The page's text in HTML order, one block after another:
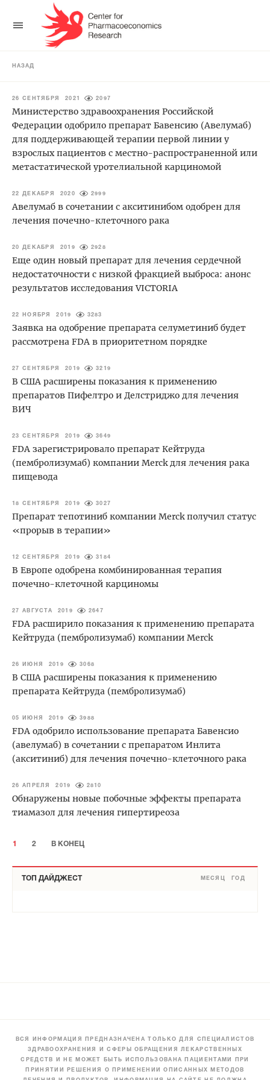
НАЗАД
26 СЕНТЯБРЯ 2021 2097
Министерство здравоохранения Российской
Федерации одобрило препарат Бавенсию (Авелумаб)
для поддерживающей терапии первой линии у
взрослых пациентов с местно-распространенной или
метастатической уротелиальной карциномой
22 ДЕКАБРЯ 2020 2999
Авелумаб в сочетании с акситинибом одобрен для
лечения почечно-клеточного рака
20 ДЕКАБРЯ 2019 2928
Еще один новый препарат для лечения сердечной
недостаточности с низкой фракцией выброса: анонс
результатов исследования VICTORIA
22 НОЯБРЯ 2019 3283
Заявка на одобрение препарата селуметиниб будет
рассмотрена FDA в приоритетном порядке
27 СЕНТЯБРЯ 2019 3219
В США расширены показания к применению
препаратов Пифелтро и Делстриджо для лечения
ВИЧ
23 СЕНТЯБРЯ 2019 3649
FDA зарегистрировало препарат Кейтруда
(пембролизумаб) компании Merck для лечения рака
пищевода
18 СЕНТЯБРЯ 2019 3027
Препарат тепотиниб компании Merck получил статус
«прорыв в терапии»
12 СЕНТЯБРЯ 2019 3184
В Европе одобрена комбинированная терапия
почечно-клеточной карциномы
27 АВГУСТА 2019 2647
FDA расширило показания к применению препарата
Кейтруда (пембролизумаб) компании Merck
26 ИЮНЯ 2019 3068
В США расширены показания к применению
препарата Кейтруда (пембролизумаб)
05 ИЮНЯ 2019 3988
FDA одобрило использование препарата Бавенсио
(авелумаб) в сочетании с препаратом Инлита
(акситиниб) для лечения почечно-клеточного рака
26 АПРЕЛЯ 2019 2810
Обнаружены новые побочные эффекты препарата
тиамазол для лечения гипертиреоза
1 2 В КОНЕЦ
ТОП ДАЙДЖЕСТ МЕСЯЦ ГОД
ВСЯ ИНФОРМАЦИЯ ПРЕДНАЗНАЧЕНА ТОЛЬКО ДЛЯ СПЕЦИАЛИСТОВ
ЗДРАВООХРАНЕНИЯ И СФЕРЫ ОБРАЩЕНИЯ ЛЕКАРСТВЕННЫХ
СРЕДСТВ И НЕ МОЖЕТ БЫТЬ ИСПОЛЬЗОВАНА ПАЦИЕНТАМИ ПРИ
ПРИНЯТИИ РЕШЕНИЯ О ПРИМЕНЕНИИ ОПИСАННЫХ МЕТОДОВ